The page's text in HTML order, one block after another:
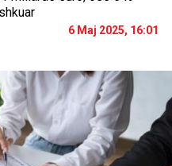
6 Maj 2025, 16:01